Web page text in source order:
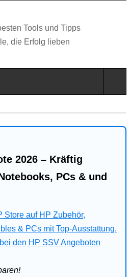
Tools und Tipps
die Erfolg lieben
2026 – Kräftig
PCs & und
Store auf HP Zubehör,
& PCs mit Top-Ausstattung.
den HP SSV Angeboten